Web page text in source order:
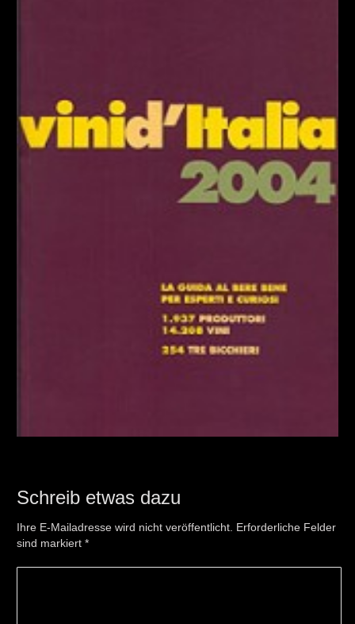
Schreib etwas dazu
Ihre E-Mailadresse wird nicht veröffentlicht. Erforderliche Felder
sind markiert*